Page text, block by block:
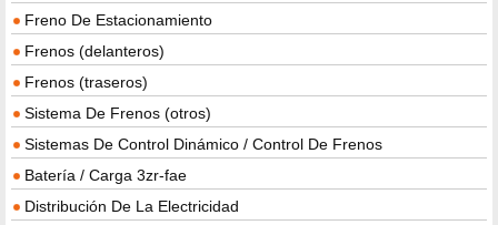
Freno De Estacionamiento
Frenos (delanteros)
Frenos (traseros)
Sistema De Frenos (otros)
Sistemas De Control Dinámico / Control De Frenos
Batería / Carga 3zr-fae
Distribución De La Electricidad